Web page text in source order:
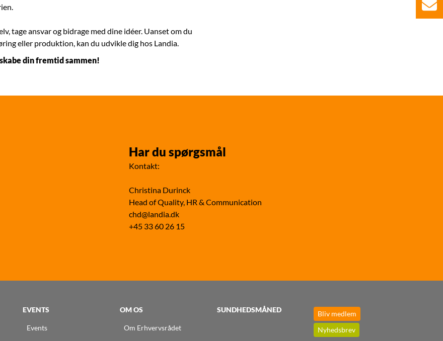
tage ansvar og bidrage med dine idéer. Uanset om du
eller produktion, kan du udvikle dig hos Landia.
din fremtid sammen!
Har du spørgsmål
Kontakt:
Christina Durinck
Head of Quality, HR & Communication
chd@landia.dk
+45 33 60 26 15
EVENTS
Events
OM OS
Om Erhvervsrådet
SUNDHEDSMÅNED
Bliv medlem
Nyhedsbrev